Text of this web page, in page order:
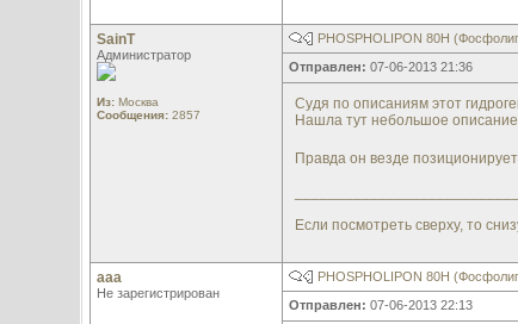
SainT
Администратор
Из:Москва
Сообщения:2857
PHOSPHOLIPON 80H
Отправлен: 07-06-2013 21:36
Судя по описаниям этот
Нашла тут небольшое
Правда он везде
Если посмотреть сверху, то
aaa
Не зарегистрирован
PHOSPHOLIPON 80H
Отправлен: 07-06-2013 22:13